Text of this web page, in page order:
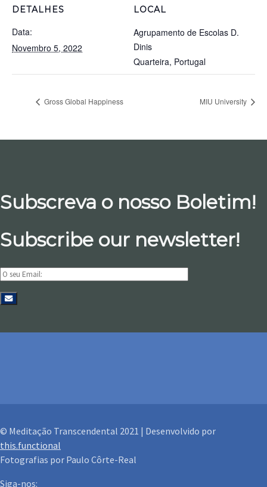
DETALHES
Data:
Novembro 5, 2022
LOCAL
Agrupamento de Escolas D.
Dinis
Quarteira, Portugal
Gross Global Happiness MIU University
Subscreva o nosso Boletim!
Subscribe our newsletter!
© Meditação Transcendental 2021 | Desenvolvido por
this.functional
Fotografias por Paulo Côrte-Real
Siga-nos: